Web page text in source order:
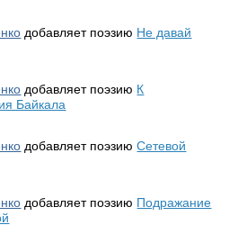
добавляет поэзию Не давай
добавляет поэзию К
Байкала
добавляет поэзиюСетевой
добавляет поэзию Подражание